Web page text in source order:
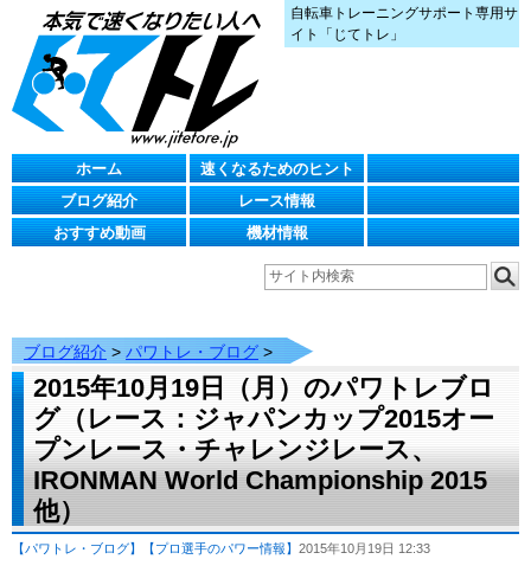
自転車トレーニングサポート専用サ
イト「じてトレ」
ホーム
速くなるためのヒント
ブログ紹介
レース情報
おすすめ動画
機材情報
ブログ紹介 > パワトレ・ブログ>
2015年10月19日（月）のパワトレブロ
グ（レース：ジャパンカップ2015オー
プンレース・チャレンジレース、
IRONMAN World Championship 2015
他）
【パワトレ・ブログ】 【プロ選手のパワー情報】 2015年10月19日 12:33